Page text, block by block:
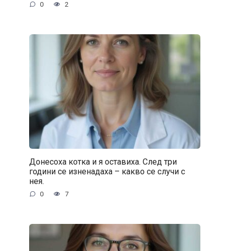
0 2
Донесоха котка и я оставиха. След три
години се изненадаха – какво се случи с
нея.
0 7